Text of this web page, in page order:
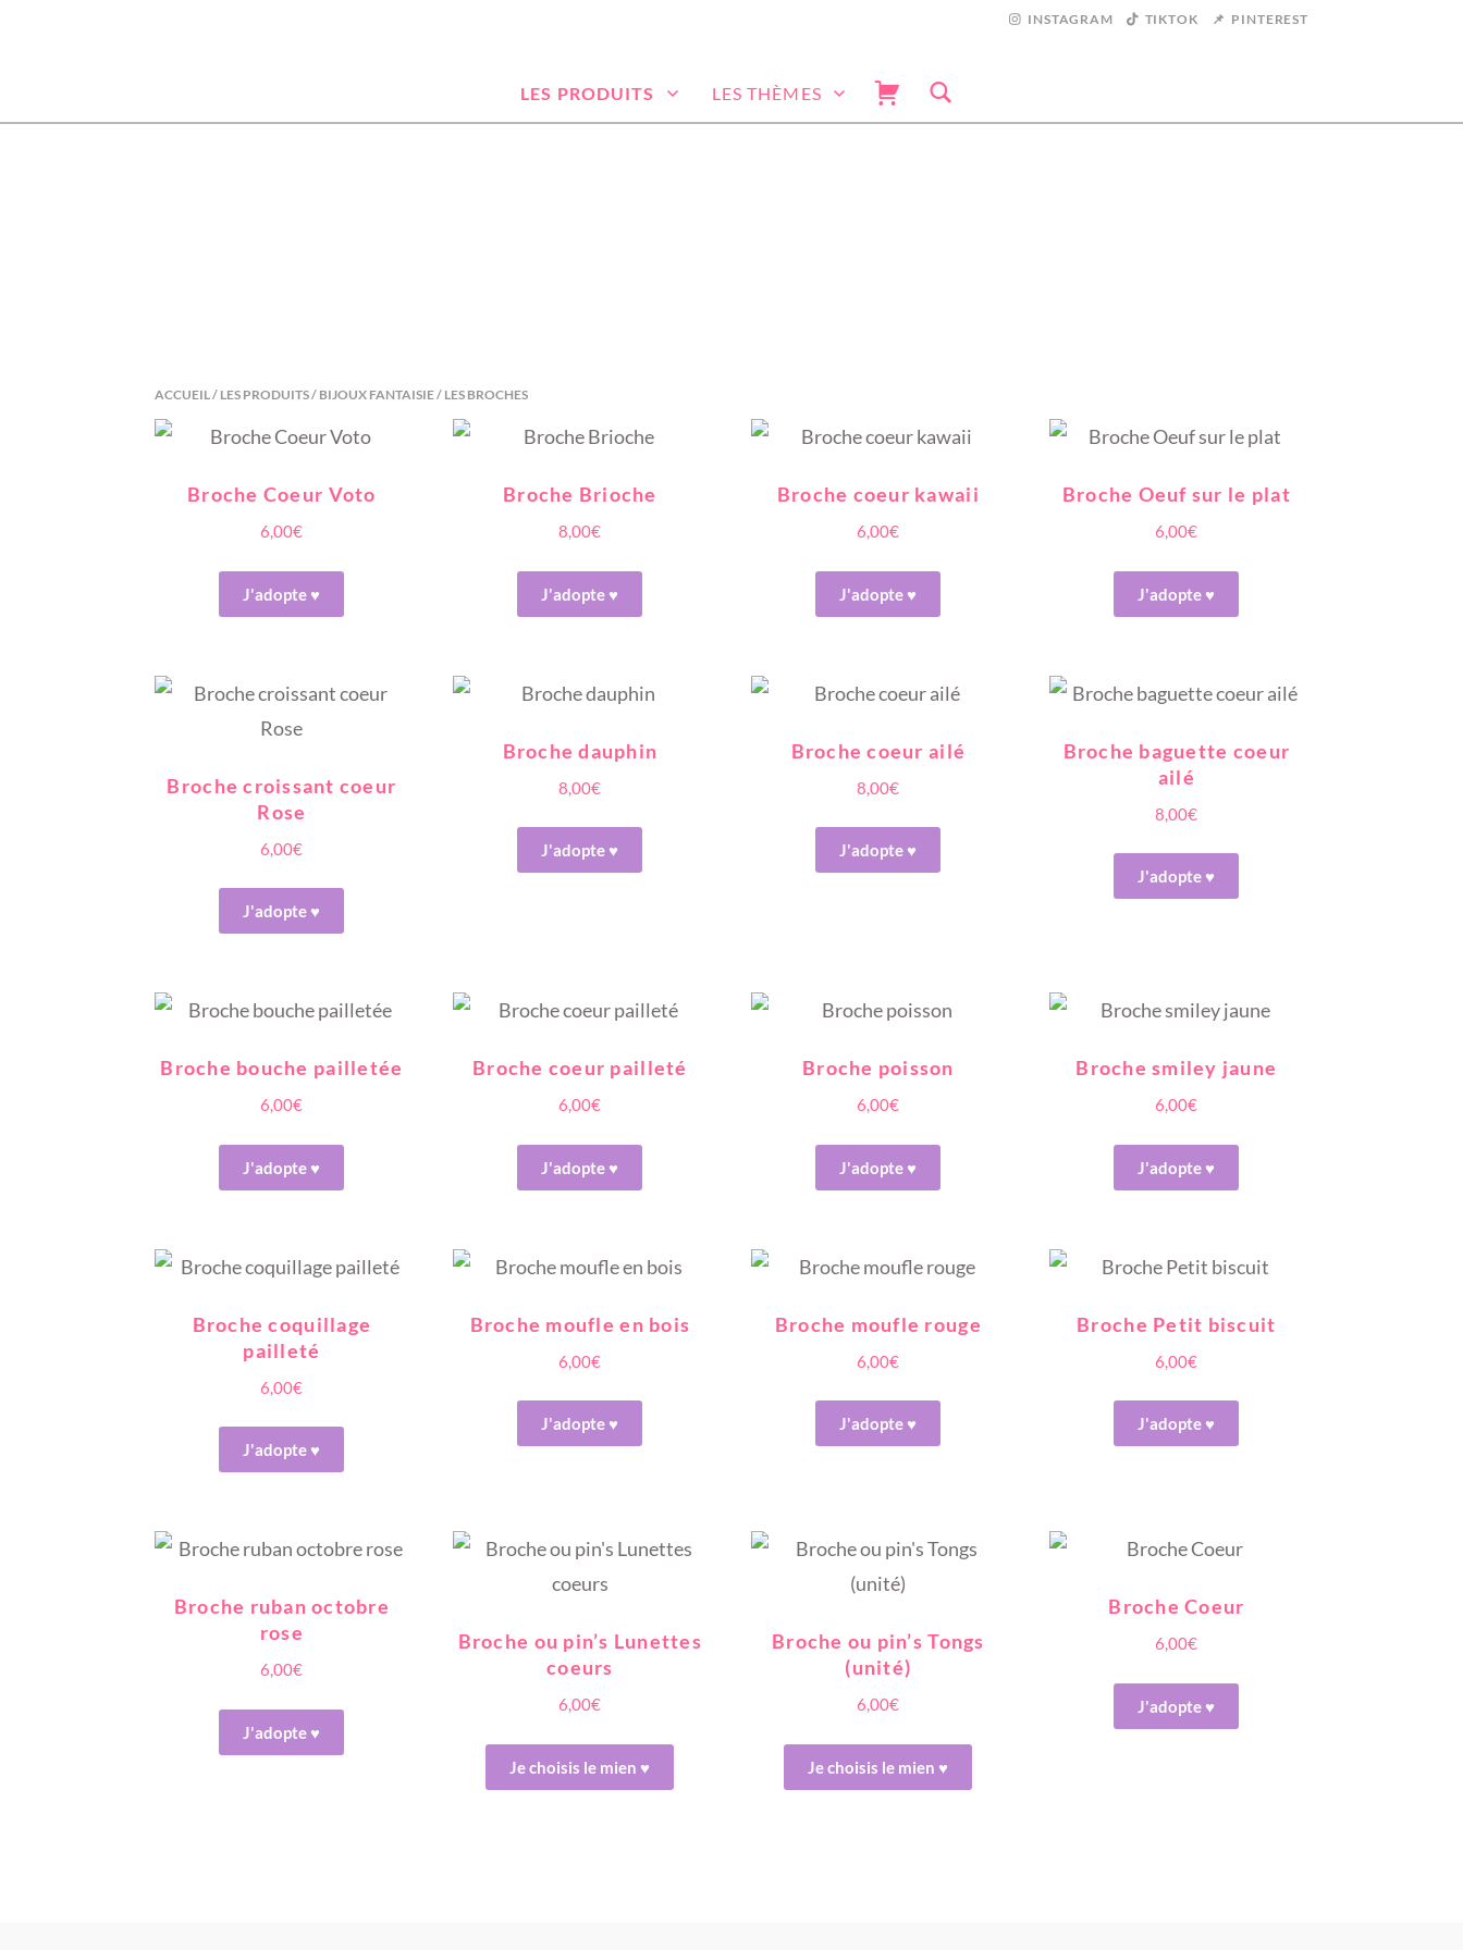
INSTAGRAM TIKTOK PINTEREST
LES PRODUITS LES THÈMES
ACCUEIL/ LES PRODUITS/ BIJOUX FANTAISIE/ LES BROCHES
Broche Coeur Voto
6,00€
J'adopte ♥
Broche Brioche
8,00€
J'adopte ♥
Broche coeur kawaii
6,00€
J'adopte ♥
Broche Oeuf sur le plat
6,00€
J'adopte ♥
Broche croissant coeur
Rose
6,00€
J'adopte ♥
Broche dauphin
8,00€
J'adopte ♥
Broche coeur ailé
8,00€
J'adopte ♥
Broche baguette coeur
ailé
8,00€
J'adopte ♥
Broche bouche pailletée
6,00€
J'adopte ♥
Broche coeur pailleté
6,00€
J'adopte ♥
Broche poisson
6,00€
J'adopte ♥
Broche smiley jaune
6,00€
J'adopte ♥
Broche coquillage
pailleté
6,00€
J'adopte ♥
Broche moufle en bois
6,00€
J'adopte ♥
Broche moufle rouge
6,00€
J'adopte ♥
Broche Petit biscuit
6,00€
J'adopte ♥
Broche ruban octobre
rose
6,00€
J'adopte ♥
Broche ou pin’s Lunettes
coeurs
6,00€
Je choisis le mien ♥
Ce
Broche ou pin’s Tongs
(unité)
6,00€
Je choisis le mien ♥
Ce
Broche Coeur
6,00€
J'adopte ♥